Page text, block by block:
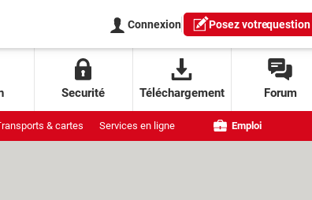
Connexion Posez votrequestion
Securité Téléchargement Forum
& cartes Services en ligne Emploi